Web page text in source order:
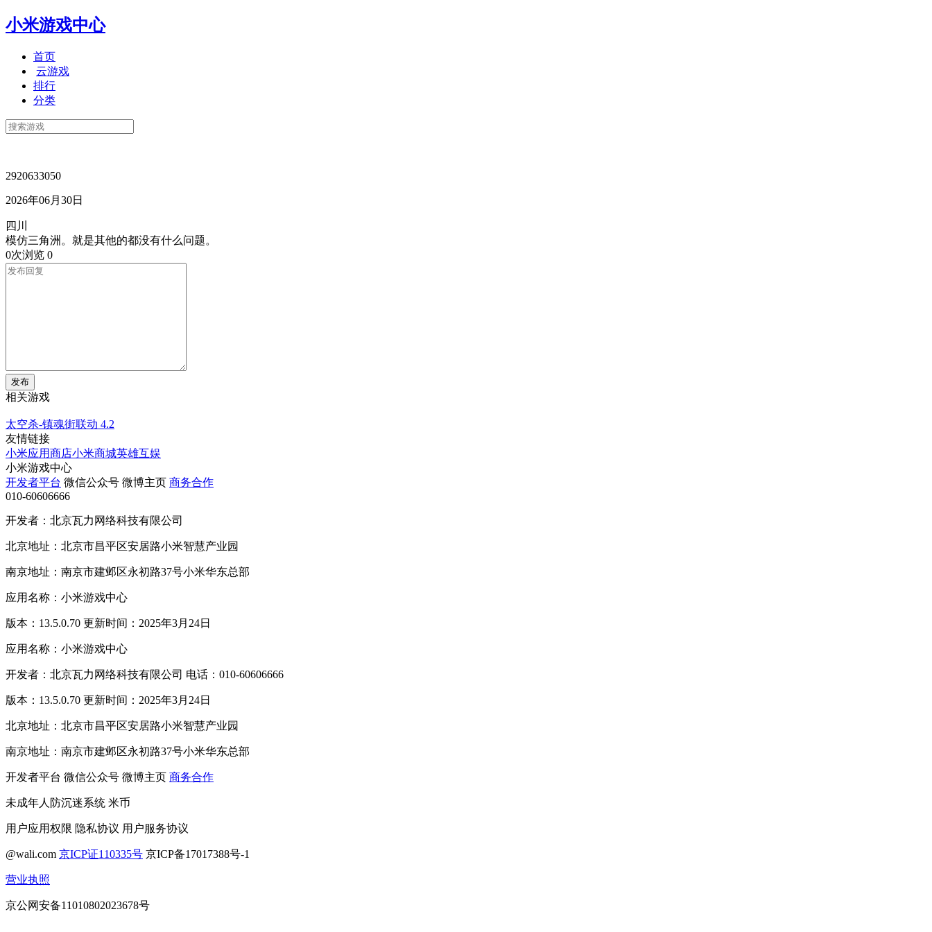
小米游戏中心
首页
云游戏
排行
分类
2920633050
2026年06月30日
四川
模仿三角洲。就是其他的都没有什么问题。
0次浏览 0
发布
相关游戏
太空杀-镇魂街联动 4.2
友情链接
小米应用商店小米商城英雄互娱
小米游戏中心
开发者平台 微信公众号 微博主页 商务合作
010-60606666
开发者：北京瓦力网络科技有限公司
北京地址：北京市昌平区安居路小米智慧产业园
南京地址：南京市建邺区永初路37号小米华东总部
应用名称：小米游戏中心
版本：13.5.0.70 更新时间：2025年3月24日
应用名称：小米游戏中心
开发者：北京瓦力网络科技有限公司 电话：010-60606666
版本：13.5.0.70 更新时间：2025年3月24日
北京地址：北京市昌平区安居路小米智慧产业园
南京地址：南京市建邺区永初路37号小米华东总部
开发者平台 微信公众号 微博主页 商务合作
未成年人防沉迷系统 米币
用户应用权限 隐私协议 用户服务协议
@wali.com 京ICP证110335号 京ICP备17017388号-1
营业执照
京公网安备11010802023678号